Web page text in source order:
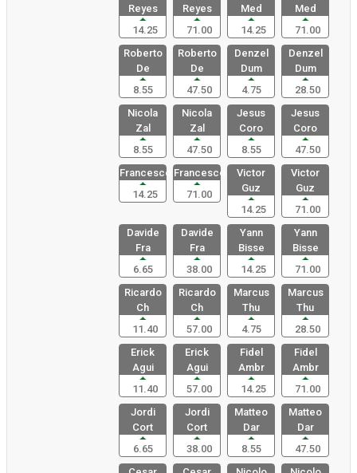
Reyes
14.25
Reyes
71.00
Med
14.25
Med
71.00
Roberto
De
8.55
Roberto
De
47.50
Denzel
Dum
4.75
Denzel
Dum
28.50
Nicola
Zal
8.55
Nicola
Zal
47.50
Jesus
Coro
8.55
Jesus
Coro
47.50
Francesco
14.25
Francesco
71.00
Victor
Guz
14.25
Victor
Guz
71.00
Davide
Fra
6.65
Davide
Fra
38.00
Yann
Bisse
14.25
Yann
Bisse
71.00
Ricardo
Ch
11.40
Ricardo
Ch
57.00
Marcus
Thu
4.75
Marcus
Thu
28.50
Erick
Agui
11.40
Erick
Agui
57.00
Fidel
Ambr
14.25
Fidel
Ambr
71.00
Jordi
Cort
6.65
Jordi
Cort
38.00
Matteo
Dar
8.55
Matteo
Dar
47.50